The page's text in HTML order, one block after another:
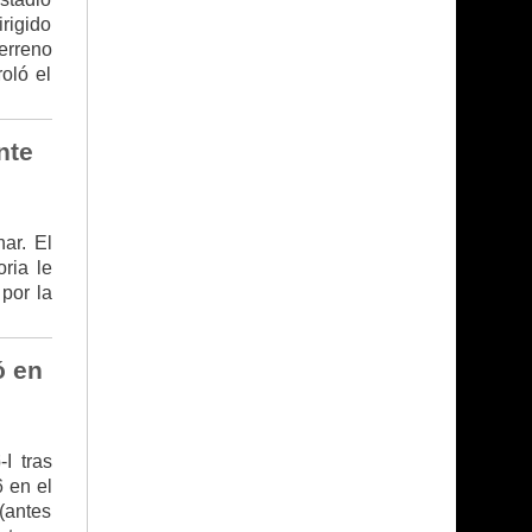
el
El
le
la
en
I tras
en el